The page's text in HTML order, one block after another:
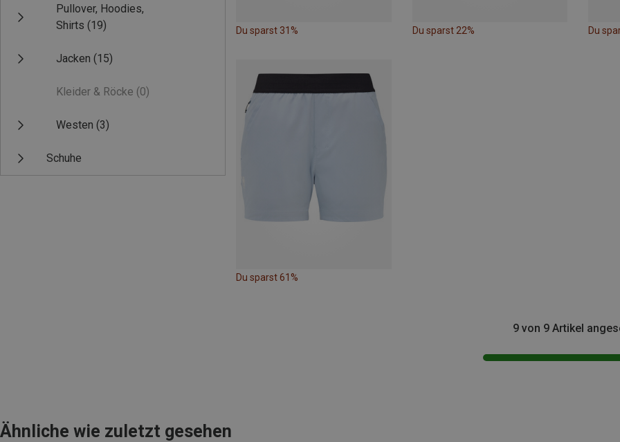
Pullover, Hoodies,
Shirts (19)
Jacken (15)
Kleider & Röcke (0)
Westen (3)
Schuhe
Du sparst 31% Du sparst 22% Du
Du sparst 61%
9 von 9 Artikel
Ähnliche wie zuletzt gesehen